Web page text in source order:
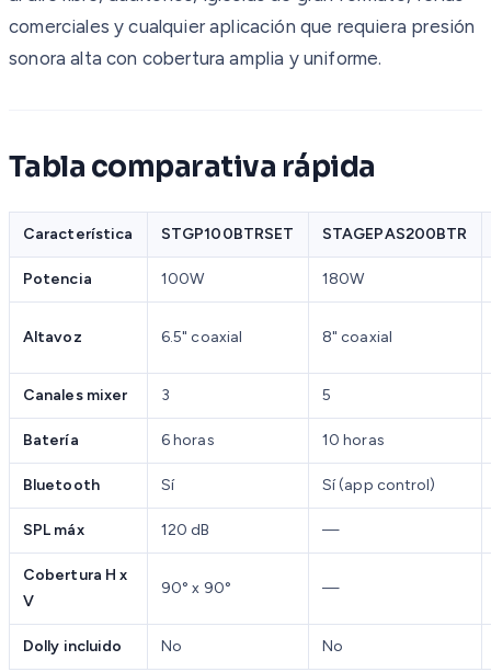
comerciales y cualquier aplicación que requiera presión
sonora alta con cobertura amplia y uniforme.
Tabla comparativa rápida
Característica STGP100BTRSET STAGEPAS200BTR
Potencia 100W 180W
Altavoz 6.5" coaxial 8" coaxial
Canales mixer 3 5
Batería 6 horas 10 horas
Bluetooth Sí Sí (app control)
SPL máx 120 dB —
Cobertura H x
V
90° x 90° —
Dolly incluido No No